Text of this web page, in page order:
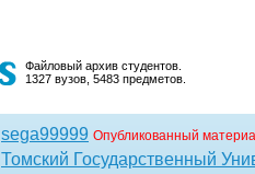
Файловый архив студентов.
1327 вузов, 5483 предметов.
sega99999 Опубликованный
Томский Государственный